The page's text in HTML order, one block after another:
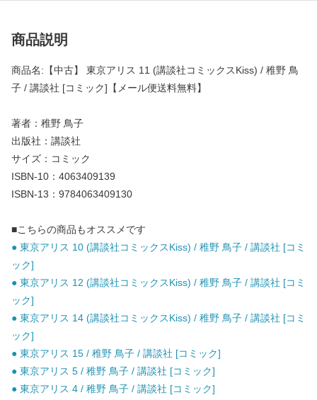
商品説明
商品名:【中古】 東京アリス 11 (講談社コミックスKiss) / 稚野 鳥
子 / 講談社 [コミック]【メール便送料無料】
著者：稚野 鳥子
出版社：講談社
サイズ：コミック
ISBN-10：4063409139
ISBN-13：9784063409130
■こちらの商品もオススメです
● 東京アリス 10 (講談社コミックスKiss) / 稚野 鳥子 / 講談社 [コミ
ック]
● 東京アリス 12 (講談社コミックスKiss) / 稚野 鳥子 / 講談社 [コミ
ック]
● 東京アリス 14 (講談社コミックスKiss) / 稚野 鳥子 / 講談社 [コミ
ック]
● 東京アリス 15 / 稚野 鳥子 / 講談社 [コミック]
● 東京アリス 5 / 稚野 鳥子 / 講談社 [コミック]
● 東京アリス 4 / 稚野 鳥子 / 講談社 [コミック]